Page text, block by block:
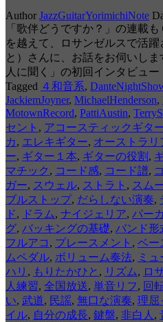
Author JazzGuitarYorimichiNote
「歌伴どうですか？」の連載
を越えて、ロサンゼルスで活
と）さんに、お話をお伺いし
人に聞く」の初回インタビュ
Tagged ４和音系,
JackiemJoyner, MichaelHenderson,
MotownRecord, PattiAustin,
セント , アコースティックギタ
カ, エレキギター, オーストラリ
ー, ギター１本, ギターの役割 ,
マチック , コード感, コード譜,
ガー, スウェル, ストラト , スム
ブルストップ, だらしない演奏,
ド, ドラム, ナイジェリア, パー
グ, バッキングの基礎, バンド形
フルアコ , プレースメント , ベー
ムペダル, ボリューム奏法, ミュ
ハリ , もりたかひと , リズム, ロ
人練習, 全国放送, 単音リフ, 回
い, 武道, 民謡, 無口な演奏, 理屈
イル, 自分の成長, 鍵盤, 非白人 ,